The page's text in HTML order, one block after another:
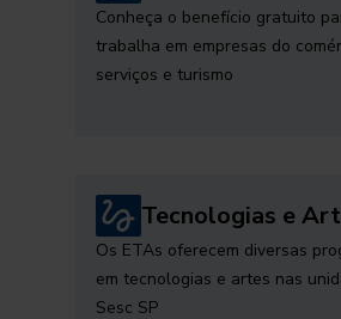
Conheça o benefício gratuito
trabalha em empresas do
serviços e turismo
Tecnologias e
Os ETAs oferecem diversas
em tecnologias e artes nas
Sesc SP